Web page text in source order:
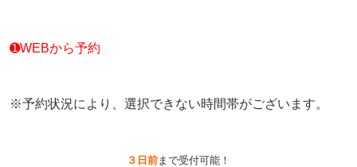
➊WEBから予約
※予約状況により、選択できない時間帯がございます。
３日前 まで受付可能！